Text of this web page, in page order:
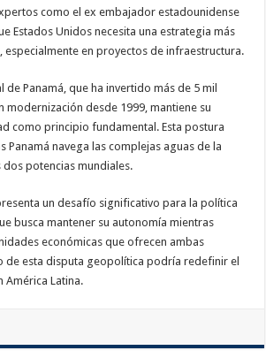
como el ex embajador estadounidense
Estados Unidos necesita una estrategia más
especialmente en proyectos de infraestructura.
de Panamá, que ha invertido más de 5 mil
modernización desde 1999, mantiene su
como principio fundamental. Esta postura
Panamá navega las complejas aguas de la
potencias mundiales.
un desafío significativo para la política
busca mantener su autonomía mientras
económicas que ofrecen ambas
de esta disputa geopolítica podría redefinir el
Latina.